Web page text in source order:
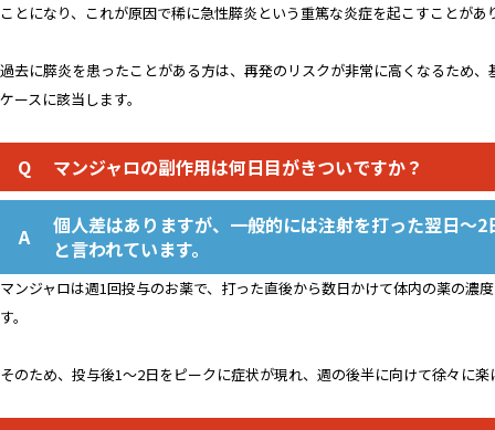
ことになり、これが原因で稀に急性膵炎という重篤な炎症を起こすことがあ
過去に膵炎を患ったことがある方は、再発のリスクが非常に高くなるため
ケースに該当します。
マンジャロの副作用は何日目がきついですか？
個人差はありますが、一般的には注射を打った翌日〜
と言われています。
マンジャロは週1回投与のお薬で、打った直後から数日かけて体内の薬の濃
す。
そのため、投与後1〜2日をピークに症状が現れ、週の後半に向けて徐々に